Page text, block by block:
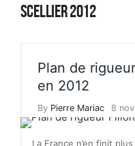
SCELLIER 2012
Plan de
en 2012
By Pierre Mariac 8
La France n’en finit